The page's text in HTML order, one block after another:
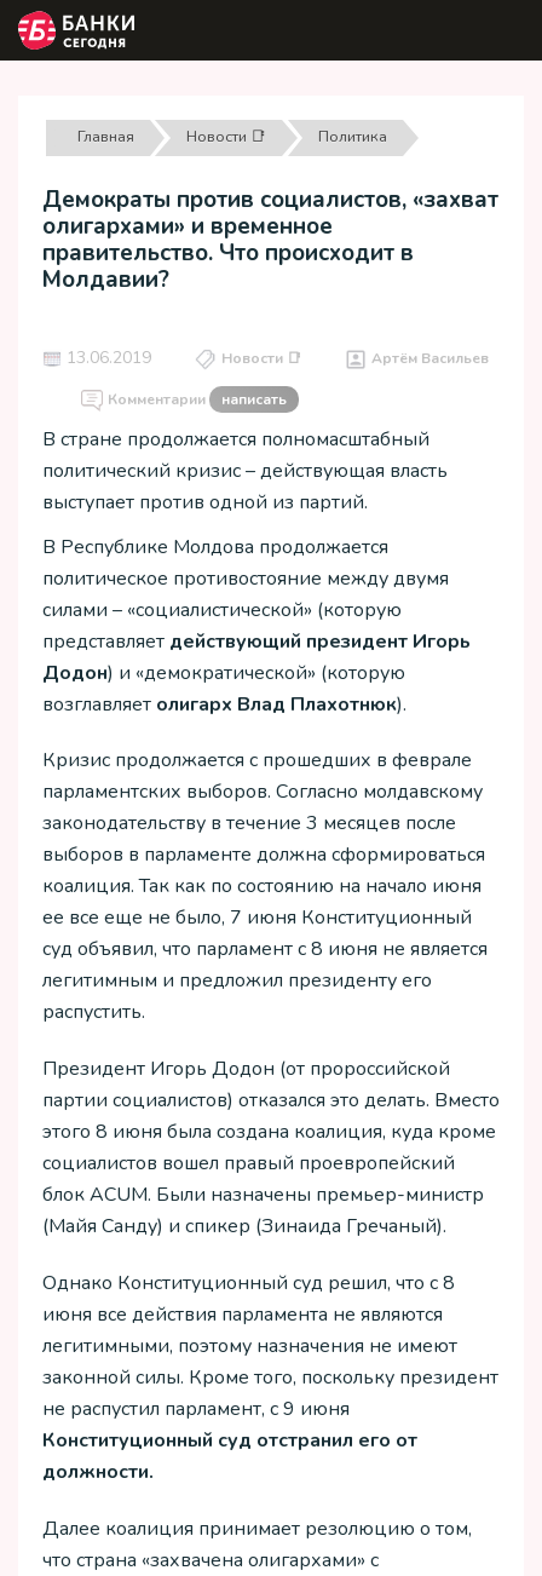
Главная Новости 📑 Политика
Демократы против социалистов, «захват
олигархами» и временное
правительство. Что происходит в
Молдавии?
13.06.2019 Новости 📑 Артём Васильев
Комментарии написать
В стране продолжается полномасштабный
политический кризис – действующая власть
выступает против одной из партий.
В Республике Молдова продолжается
политическое противостояние между двумя
силами – «социалистической» (которую
представляет действующий президент Игорь
Додон) и «демократической» (которую
возглавляет олигарх Влад Плахотнюк).
Кризис продолжается с прошедших в феврале
парламентских выборов. Согласно молдавскому
законодательству в течение 3 месяцев после
выборов в парламенте должна сформироваться
коалиция. Так как по состоянию на начало июня
ее все еще не было, 7 июня Конституционный
суд объявил, что парламент с 8 июня не является
легитимным и предложил президенту его
распустить.
Президент Игорь Додон (от пророссийской
партии социалистов) отказался это делать. Вместо
этого 8 июня была создана коалиция, куда кроме
социалистов вошел правый проевропейский
блок ACUM. Были назначены премьер-министр
(Майя Санду) и спикер (Зинаида Гречаный).
Однако Конституционный суд решил, что с 8
июня все действия парламента не являются
легитимными, поэтому назначения не имеют
законной силы. Кроме того, поскольку президент
не распустил парламент, с 9 июня
Конституционный суд отстранил его от
должности.
Далее коалиция принимает резолюцию о том,
что страна «захвачена олигархами» с